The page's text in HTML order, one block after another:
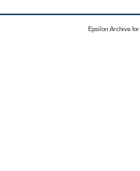
Epsilon Archive